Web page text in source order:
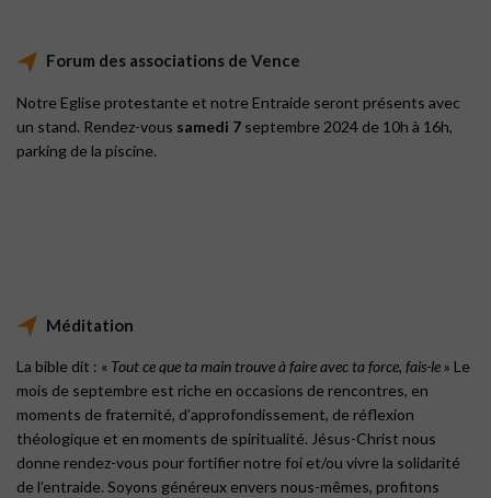
Forum des associations de Vence
Notre Eglise protestante et notre Entraide seront présents avec
un stand. Rendez-vous samedi 7 septembre 2024 de 10h à 16h,
parking de la piscine.
Méditation
La bible dit : « Tout ce que ta main trouve à faire avec ta force, fais-le » Le
mois de septembre est riche en occasions de rencontres, en
moments de fraternité, d’approfondissement, de réflexion
théologique et en moments de spiritualité. Jésus-Christ nous
donne rendez-vous pour fortifier notre foi et/ou vivre la solidarité
de l’entraide. Soyons généreux envers nous-mêmes, profitons